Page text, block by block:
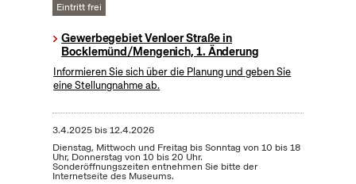
Eintritt frei
Gewerbegebiet Venloer Straße in
Bocklemünd/Mengenich, 1. Änderung
Informieren Sie sich über die Planung und geben Sie
eine Stellungnahme ab.
3.4.2025bis12.4.2026
Dienstag, Mittwoch und Freitag bis Sonntag von 10 bis 18
Uhr, Donnerstag von 10 bis 20 Uhr.
Sonderöffnungszeiten entnehmen Sie bitte der
Internetseite des Museums.